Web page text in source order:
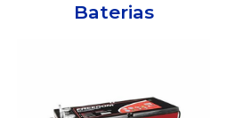
Baterias